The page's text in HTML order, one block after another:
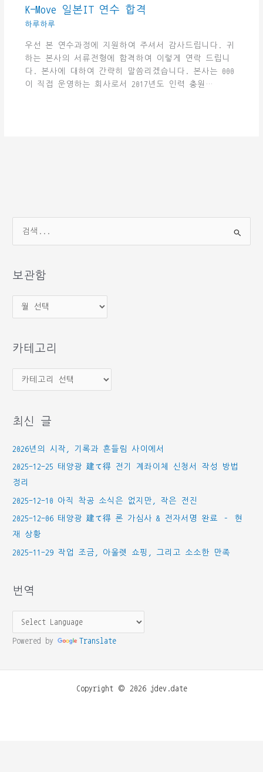
K-Move 일본IT 연수 합격
하루하루
우선 본 연수과정에 지원하여 주셔서 감사드립니다. 귀
하는 본사의 서류전형에 합격하여 이렇게 연락 드립니
다. 본사에 대하여 간략히 말씀리겠습니다. 본사는 000
이 직접 운영하는 회사로서 2017년도 인력 충원…
상
보관함
관
카테고리
테
리
최신 글
2026년의 시작, 기록과 흔들림 사이에서
2025-12-25 태양광 建て得 전기 계좌이체 신청서 작성 방법
정리
2025-12-10 아직 착공 소식은 없지만, 작은 전진
2025-12-06 태양광 建て得 론 가심사 & 전자서명 완료 – 현
재 상황
2025-11-29 작업 조금, 아울렛 쇼핑, 그리고 소소한 만족
번역
Powered by Translate
Copyright © 2026 jdev.date